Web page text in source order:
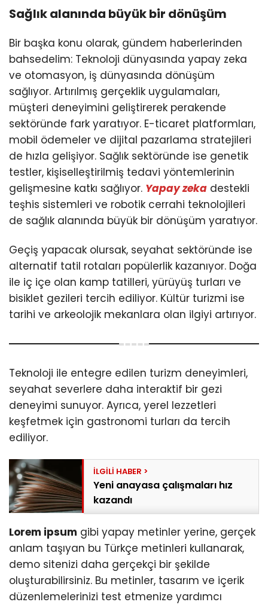
Sağlık alanında büyük bir dönüşüm
Bir başka konu olarak, gündem haberlerinden
bahsedelim: Teknoloji dünyasında yapay zeka
ve otomasyon, iş dünyasında dönüşüm
sağlıyor. Artırılmış gerçeklik uygulamaları,
müşteri deneyimini geliştirerek perakende
sektöründe fark yaratıyor. E-ticaret platformları,
mobil ödemeler ve dijital pazarlama stratejileri
de hızla gelişiyor. Sağlık sektöründe ise genetik
testler, kişiselleştirilmiş tedavi yöntemlerinin
gelişmesine katkı sağlıyor. Yapay zeka destekli
teşhis sistemleri ve robotik cerrahi teknolojileri
de sağlık alanında büyük bir dönüşüm yaratıyor.
Geçiş yapacak olursak, seyahat sektöründe ise
alternatif tatil rotaları popülerlik kazanıyor. Doğa
ile iç içe olan kamp tatilleri, yürüyüş turları ve
bisiklet gezileri tercih ediliyor. Kültür turizmi ise
tarihi ve arkeolojik mekanlara olan ilgiyi artırıyor.
Teknoloji ile entegre edilen turizm deneyimleri,
seyahat severlere daha interaktif bir gezi
deneyimi sunuyor. Ayrıca, yerel lezzetleri
keşfetmek için gastronomi turları da tercih
ediliyor.
Yeni anayasa çalışmaları hız
kazandı
Lorem ipsum gibi yapay metinler yerine, gerçek
anlam taşıyan bu Türkçe metinleri kullanarak,
demo sitenizi daha gerçekçi bir şekilde
oluşturabilirsiniz. Bu metinler, tasarım ve içerik
düzenlemelerinizi test etmenize yardımcı